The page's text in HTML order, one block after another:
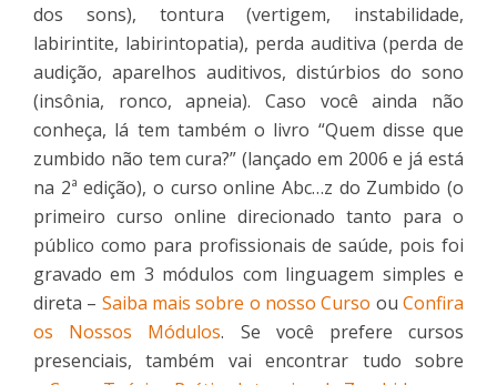
dos sons), tontura (vertigem, instabilidade,
labirintite, labirintopatia), perda auditiva (perda de
audição, aparelhos auditivos, distúrbios do sono
(insônia, ronco, apneia). Caso você ainda não
conheça, lá tem também o livro “Quem disse que
zumbido não tem cura?” (lançado em 2006 e já está
na 2ª edição), o curso online Abc…z do Zumbido (o
primeiro curso online direcionado tanto para o
público como para profissionais de saúde, pois foi
gravado em 3 módulos com linguagem simples e
direta – Saiba mais sobre o nosso Curso ouConfira
os Nossos Módulos. Se você prefere cursos
presenciais, também vai encontrar tudo sobre